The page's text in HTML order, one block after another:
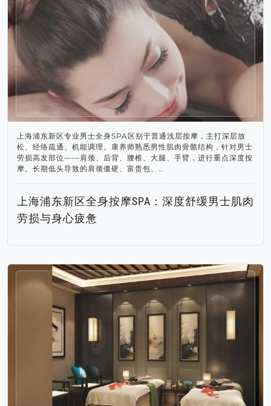
上海浦东新区专业男士全身SPA区别于普通浅层按摩，主打深层放
松、经络疏通、机能调理。康养师熟悉男性肌肉骨骼结构，针对男士
劳损高发部位——肩颈、后背、腰椎、大腿、手臂，进行重点深度按
摩。长期低头导致的肩颈僵硬、富贵包、…
上海浦东新区全身按摩SPA：深度舒缓男士肌肉
劳损与身心疲惫